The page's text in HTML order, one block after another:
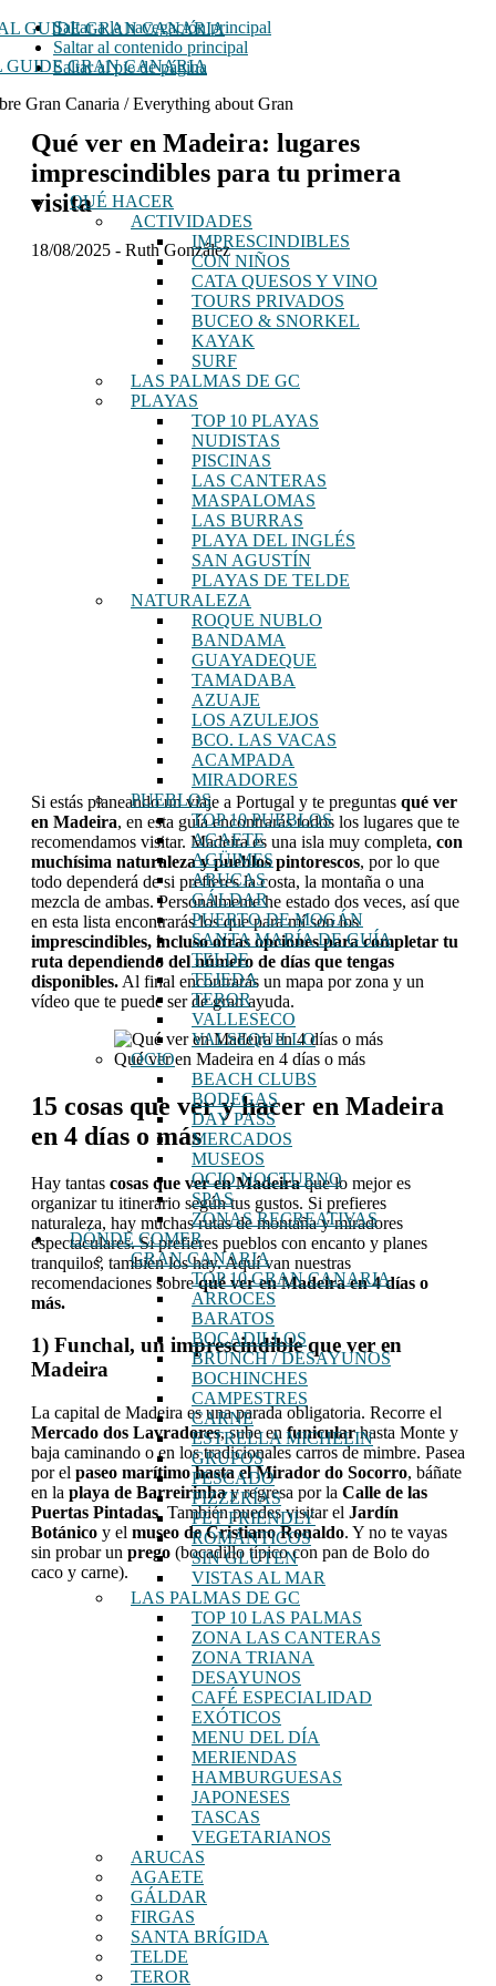
Saltar a la navegación principal
Saltar al contenido principal
Saltar al pie de página
GUIDE GRAN CANARIA
Gran Canaria / Everything about Gran
QUÉ HACER
ACTIVIDADES
IMPRESCINDIBLES
CON NIÑOS
CATA QUESOS Y VINO
TOURS PRIVADOS
BUCEO & SNORKEL
KAYAK
SURF
LAS PALMAS DE GC
PLAYAS
TOP 10 PLAYAS
NUDISTAS
PISCINAS
LAS CANTERAS
MASPALOMAS
LAS BURRAS
PLAYA DEL INGLÉS
SAN AGUSTÍN
PLAYAS DE TELDE
NATURALEZA
ROQUE NUBLO
BANDAMA
GUAYADEQUE
TAMADABA
AZUAJE
LOS AZULEJOS
BCO. LAS VACAS
ACAMPADA
MIRADORES
PUEBLOS
TOP 10 PUEBLOS
AGAETE
AGÜIMES
ARUCAS
GÁLDAR
PUERTO DE MOGÁN
SANTA MARÍA DE GUÍA
TELDE
TEJEDA
TEROR
VALLESECO
VALSEQUILLO
OCIO
BEACH CLUBS
BODEGAS
DAY PASS
MERCADOS
MUSEOS
OCIO NOCTURNO
SPAS
ZONAS RECREATIVAS
DÓNDE COMER
GRAN CANARIA
TOP 10 GRAN CANARIA
ARROCES
BARATOS
BOCADILLOS
BRUNCH / DESAYUNOS
BOCHINCHES
CAMPESTRES
CARNE
ESTRELLA MICHELIN
GRUPOS
PESCADO
PIZZERÍAS
PET FRIENDLY
ROMÁNTICOS
SIN GLUTEN
VISTAS AL MAR
LAS PALMAS DE GC
TOP 10 LAS PALMAS
ZONA LAS CANTERAS
ZONA TRIANA
DESAYUNOS
CAFÉ ESPECIALIDAD
EXÓTICOS
MENU DEL DÍA
MERIENDAS
HAMBURGUESAS
JAPONESES
TASCAS
VEGETARIANOS
ARUCAS
AGAETE
GÁLDAR
FIRGAS
SANTA BRÍGIDA
TELDE
TEROR
Qué ver en Madeira: lugares
imprescindibles para tu primera
visita
18/08/2025 - Ruth González
Si estás planeando un viaje a Portugal y te preguntas qué ver
en Madeira, en esta guía encontrarás todos los lugares que te
recomendamos visitar. Madeira es una isla muy completa, con
muchísima naturaleza y pueblos pintorescos, por lo que
todo dependerá de si prefieres la costa, la montaña o una
mezcla de ambas. Personalmente he estado dos veces, así que
en esta lista encontrarás los que para mí son los
imprescindibles, incluso otras opciones para completar tu
ruta dependiendo del número de días que tengas
disponibles. Al final encontrarás un mapa por zona y un
vídeo que te puede ser de gran ayuda.
Qué ver en Madeira en 4 días o más
15 cosas que ver y hacer en Madeira
en 4 días o más
Hay tantas cosas que ver en Madeiraque lo mejor es
organizar tu itinerario según tus gustos. Si prefieres
naturaleza, hay muchas rutas de montaña y miradores
espectaculares. Si prefieres pueblos con encanto y planes
tranquilos, también los hay. Aquí van nuestras
recomendaciones sobrequé ver en Madeira en 4 días o
más.
1) Funchal, un imprescindible que ver en
Madeira
La capital de Madeira es una parada obligatoria. Recorre el
Mercado dos Lavradores, sube enfunicularhasta Monte y
baja caminando o en los tradicionales carros de mimbre. Pasea
por el paseo marítimo hasta el Mirador do Socorro, báñate
en la playa de Barreirinhay regresa por la Calle de las
Puertas Pintadas. También puedes visitar el Jardín
Botánico y el museo de Cristiano Ronaldo. Y no te vayas
sin probar un prego (bocadillo típico con pan de Bolo do
caco y carne).